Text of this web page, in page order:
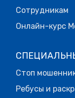
Сотрудникам
Онлайн-курс
Стоп
Ребусы и